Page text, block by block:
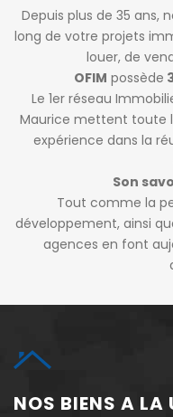
Depuis plus de 35 ans,
long de votre projets
louer, de
OFIM possède
Le 1er réseau
Maurice mettent toute
expérience dans la
Son
Tout comme la
développement, ainsi
agences en font
NOS BIENS A LA